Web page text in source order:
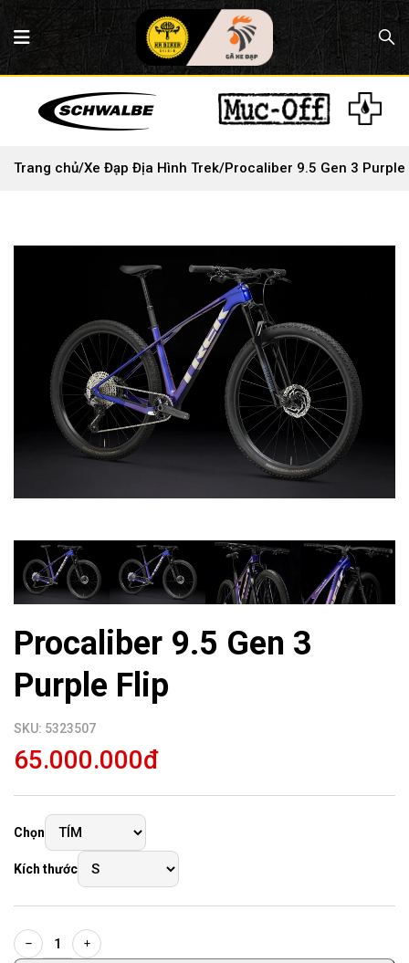
Trang chủ/Xe Đạp Địa Hình Trek/Procaliber 9.5 Gen 3 Purple
Procaliber 9.5 Gen 3
Purple Flip
SKU: 5323507
65.000.000đ
Chọn
Kích thước